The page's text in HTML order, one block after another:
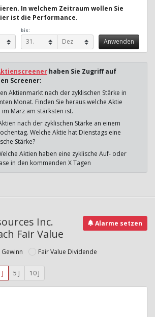
In welchem Zeitraum wollen Sie
ist die Performance.
bis:
haben Sie Zugriff auf
Screener:
Aktienmarkt nach der zyklischen Stärke in
Monat. Finden Sie heraus welche Aktie
März am stärksten ist.
nach der zyklischen Stärke an einem
Welche Aktie hat Dienstags eine
Stärke?
Aktien haben eine zyklische Auf- oder
in den kommenden X Tagen
Inc.
Fair Value
Alarme setzen
Gewinn
Fair Value Dividende
5 J 10 J